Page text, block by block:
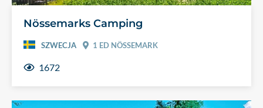
Nössemarks Camping
SZWECJA 1 ED NÖSSEMARK
1672